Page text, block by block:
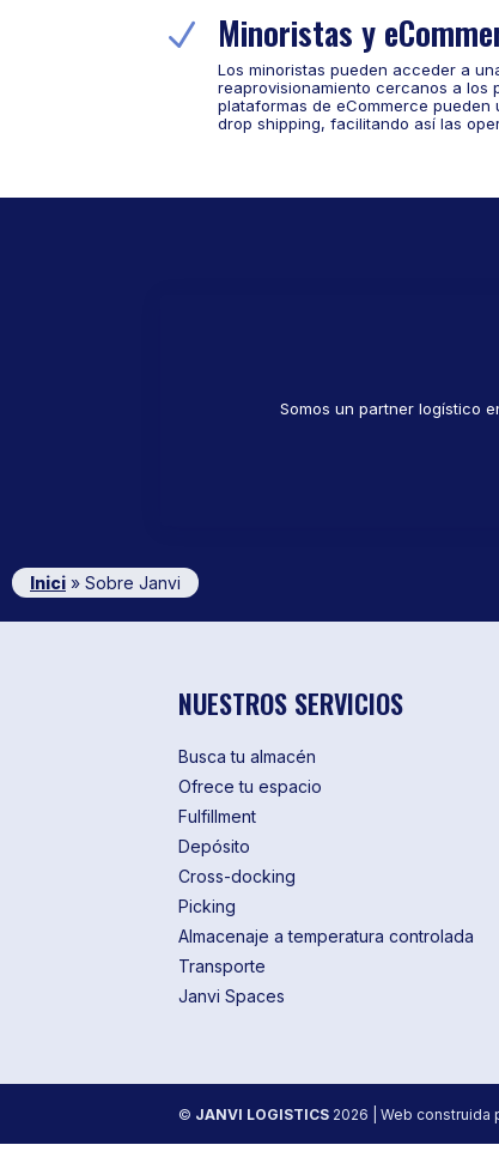
N Minoristas y
Los minoristas pueden acceder a
reaprovisionamiento cercanos a los
plataformas de eCommerce
drop shipping, facilitando así las
Somos un partner logístico
Inici » Sobre Janvi
NUESTROS SERVICIOS
Busca tu almacén
Ofrece tu espacio
Fulfillment
Depósito
Cross-docking
Picking
Almacenaje a temperatura controlada
Transporte
Janvi Spaces
© JANVI LOGISTICS 2026 | Web construida